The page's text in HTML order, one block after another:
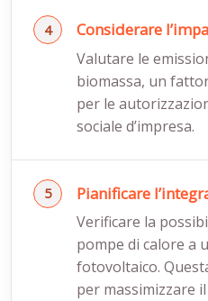
Considerare
Valutare le
biomassa, un
per le
sociale d’impresa.
Pianificare
Verificare la
pompe di calore a
fotovoltaico.
per massimizzare